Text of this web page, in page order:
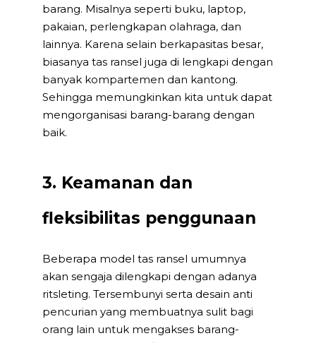
barang. Misalnya seperti buku, laptop,
pakaian, perlengkapan olahraga, dan
lainnya. Karena selain berkapasitas besar,
biasanya tas ransel juga di lengkapi dengan
banyak kompartemen dan kantong.
Sehingga memungkinkan kita untuk dapat
mengorganisasi barang-barang dengan
baik.
3. Keamanan dan
fleksibilitas penggunaan
Beberapa model tas ransel umumnya
akan sengaja dilengkapi dengan adanya
ritsleting. Tersembunyi serta desain anti
pencurian yang membuatnya sulit bagi
orang lain untuk mengakses barang-